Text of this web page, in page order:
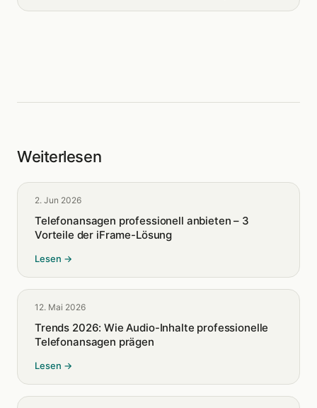
Weiterlesen
2. Jun 2026
Telefonansagen professionell anbieten – 3
Vorteile der iFrame-Lösung
Lesen →
12. Mai 2026
Trends 2026: Wie Audio-Inhalte professionelle
Telefonansagen prägen
Lesen →